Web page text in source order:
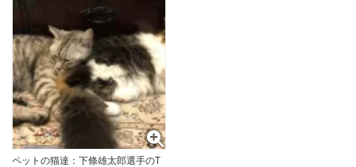
ペットの猫達：下條雄太郎選手のT